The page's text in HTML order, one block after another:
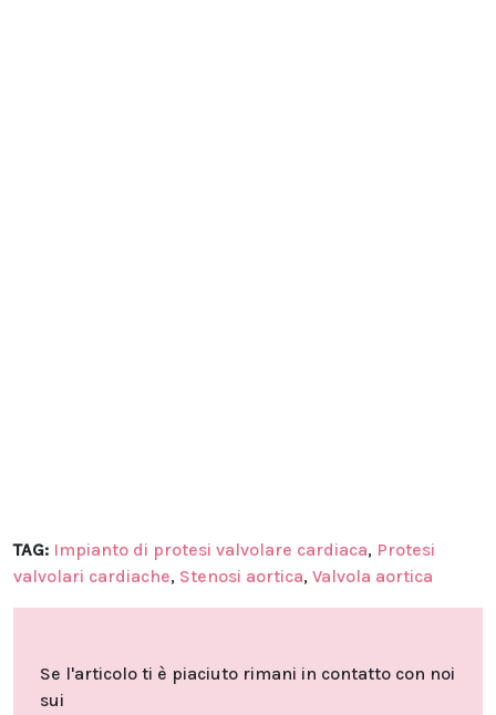
TAG: Impianto di protesi valvolare cardiaca, Protesi
valvolari cardiache, Stenosi aortica, Valvola aortica
Se l'articolo ti è piaciuto rimani in contatto con noi
sui